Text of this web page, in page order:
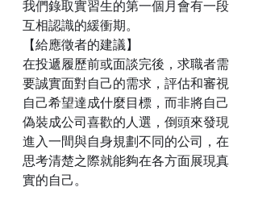
我們錄取實習生的第一個月會有一段
互相認識的緩衝期。
【給應徵者的建議】
在投遞履歷前或面談完後，求職者需
要誠實面對自己的需求，評估和審視
自己希望達成什麼目標，而非將自己
偽裝成公司喜歡的人選，倒頭來發現
進入一間與自身規劃不同的公司，在
思考清楚之際就能夠在各方面展現真
實的自己。